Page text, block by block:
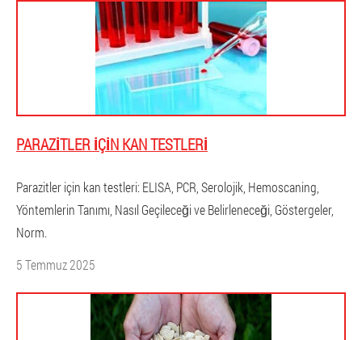
PARAZITLER IÇIN KAN TESTLERI
Parazitler için kan testleri: ELISA, PCR, Serolojik, Hemoscaning,
Yöntemlerin Tanımı, Nasıl Geçileceği ve Belirleneceği, Göstergeler,
Norm.
5 Temmuz 2025